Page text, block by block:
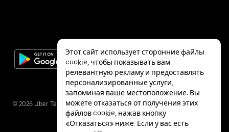
© 2026 Uber Technologies Inc.
Этот сайт использует сторонние файлы
cookie, чтобы показывать вам
релевантную рекламу и предоставлять
персонализированные услуги,
запоминая ваше местоположение. Вы
можете отказаться от получения этих
файлов cookie, нажав кнопку
«Отказаться» ниже. Если у вас есть